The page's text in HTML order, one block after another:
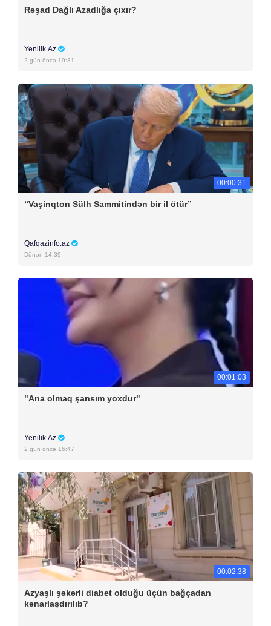
Rəşad Dağlı Azadlığa çıxır?
Yenilik.Az
2 gün öncə 19:31
00:00:31
“Vaşinqton Sülh Sammitindən bir il ötür”
Qafqazinfo.az
Dünən 14:39
00:01:03
"Ana olmaq şansım yoxdur"
Yenilik.Az
2 gün öncə 16:47
00:02:38
Azyaşlı şəkərli diabet olduğu üçün bağçadan
kənarlaşdırılıb?